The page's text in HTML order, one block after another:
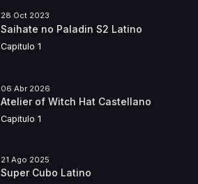
28 Oct 2023
Saihate no Paladin S2 Latino
Capitulo 1
06 Abr 2026
Atelier of Witch Hat Castellano
Capitulo 1
21 Ago 2025
Super Cubo Latino